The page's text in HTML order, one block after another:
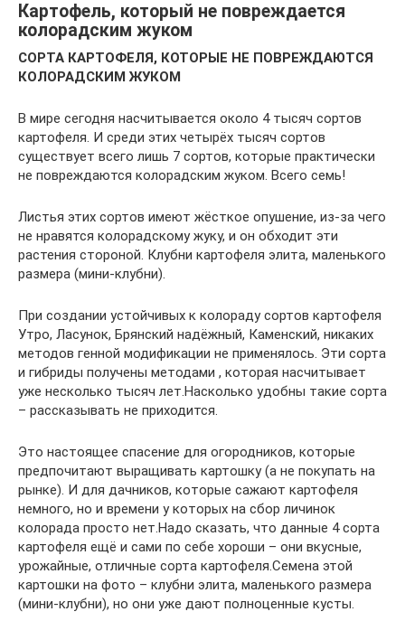
Картофель, который не повреждается
колорадским жуком
СОРТА КАРТОФЕЛЯ, КОТОРЫЕ НЕ ПОВРЕЖДАЮТСЯ
КОЛОРАДСКИМ ЖУКОМ
В мире сегодня насчитывается около 4 тысяч сортов
картофеля. И среди этих четырёх тысяч сортов
существует всего лишь 7 сортов, которые практически
не повреждаются колорадским жуком. Всего семь!
Листья этих сортов имеют жёсткое опушение, из-за чего
не нравятся колорадскому жуку, и он обходит эти
растения стороной. Клубни картофеля элита, маленького
размера (мини-клубни).
При создании устойчивых к колораду сортов картофеля
Утро, Ласунок, Брянский надёжный, Каменский, никаких
методов генной модификации не применялось. Эти сорта
и гибриды получены методами , которая насчитывает
уже несколько тысяч лет.Насколько удобны такие сорта
– рассказывать не приходится.
Это настоящее спасение для огородников, которые
предпочитают выращивать картошку (а не покупать на
рынке). И для дачников, которые сажают картофеля
немного, но и времени у которых на сбор личинок
колорада просто нет.Надо сказать, что данные 4 сорта
картофеля ещё и сами по себе хороши – они вкусные,
урожайные, отличные сорта картофеля.Семена этой
картошки на фото – клубни элита, маленького размера
(мини-клубни), но они уже дают полноценные кусты.